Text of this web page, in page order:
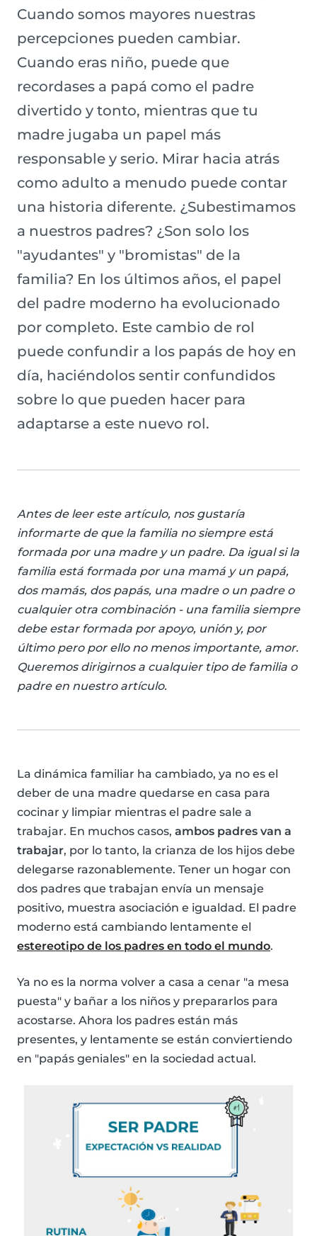
Cuando somos mayores nuestras
percepciones pueden cambiar.
Cuando eras niño, puede que
recordases a papá como el padre
divertido y tonto, mientras que tu
madre jugaba un papel más
responsable y serio. Mirar hacia atrás
como adulto a menudo puede contar
una historia diferente. ¿Subestimamos
a nuestros padres? ¿Son solo los
"ayudantes" y "bromistas" de la
familia? En los últimos años, el papel
del padre moderno ha evolucionado
por completo. Este cambio de rol
puede confundir a los papás de hoy en
día, haciéndolos sentir confundidos
sobre lo que pueden hacer para
adaptarse a este nuevo rol.
Antes de leer este artículo, nos gustaría
informarte de que la familia no siempre está
formada por una madre y un padre. Da igual si la
familia está formada por una mamá y un papá,
dos mamás, dos papás, una madre o un padre o
cualquier otra combinación - una familia siempre
debe estar formada por apoyo, unión y, por
último pero por ello no menos importante, amor.
Queremos dirigirnos a cualquier tipo de familia o
padre en nuestro artículo.
La dinámica familiar ha cambiado, ya no es el
deber de una madre quedarse en casa para
cocinar y limpiar mientras el padre sale a
trabajar. En muchos casos, ambos padres van a
trabajar, por lo tanto, la crianza de los hijos debe
delegarse razonablemente. Tener un hogar con
dos padres que trabajan envía un mensaje
positivo, muestra asociación e igualdad. El padre
moderno está cambiando lentamente el
estereotipo de los padres en todo el mundo.
Ya no es la norma volver a casa a cenar "a mesa
puesta" y bañar a los niños y prepararlos para
acostarse. Ahora los padres están más
presentes, y lentamente se están conviertiendo
en "papás geniales" en la sociedad actual.